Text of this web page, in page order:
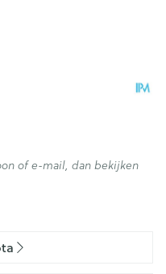
of e-mail, dan bekijken